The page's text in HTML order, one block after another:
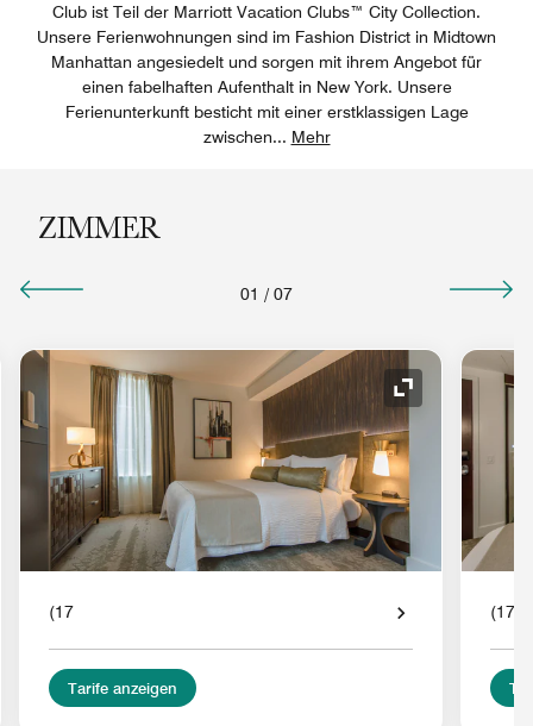
Club ist Teil der Marriott Vacation Clubs™ City Collection.
Unsere Ferienwohnungen sind im Fashion District in Midtown
Manhattan angesiedelt und sorgen mit ihrem Angebot für
einen fabelhaften Aufenthalt in New York. Unsere
Ferienunterkunft besticht mit einer erstklassigen Lage
zwischen... Mehr
ZIMMER
01 / 07
"Ausklappen" Symbol
(17
Tarife anzeigen
(17